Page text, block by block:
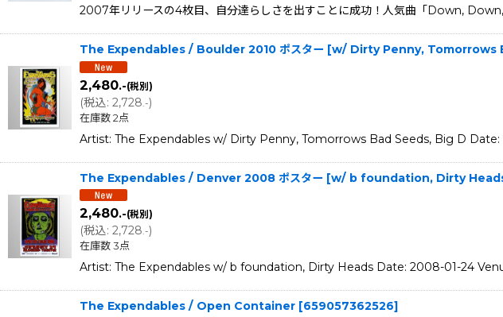
2007年リリースの4枚目、自分達らしさを出すことに成功！人気曲「Down,
The Expendables / Boulder 2010 ポスター [w/ Dirty Penny, Tomorrows
2,480.-(税別)
(税込: 2,728 .-)
在庫数 2点
Artist: The Expendables w/ Dirty Penny, Tomorrows Bad Seeds, Big D Date:
The Expendables / Denver 2008 ポスター [w/ b foundation, Dirty
2,480.-(税別)
(税込: 2,728.-)
在庫数 3点
Artist: The Expendables w/ b foundation, Dirty Heads Date: 2008-01-24
The Expendables / Open Container [659057362526]